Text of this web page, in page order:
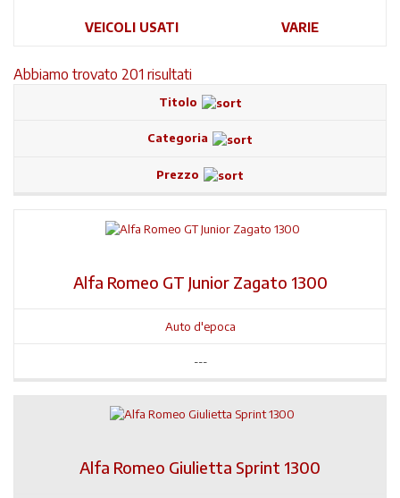
VEICOLI USATI VARIE
Abbiamo trovato 201 risultati
Titolo
Categoria
Prezzo
Alfa Romeo GT Junior Zagato 1300
Auto d'epoca
---
Alfa Romeo Giulietta Sprint 1300